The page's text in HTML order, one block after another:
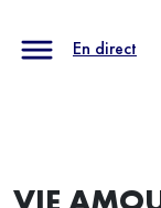
En direct